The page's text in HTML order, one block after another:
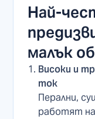
Най-
малък
Високи и
ток
Перални,
работят